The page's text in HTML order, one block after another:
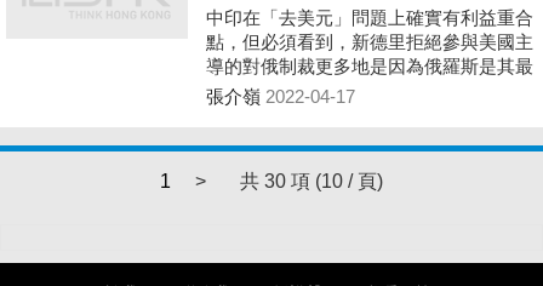
中印在「去美元」問題上確實有利益重合
點，但必須看到，新德里拒絕參與美國主
導的對俄制裁更多地是因為俄羅斯是其最
大的武器供應國，與所謂建立反西方自由
張介嶺 2022-04-17
1 > 共 30 項 (10 / 頁)